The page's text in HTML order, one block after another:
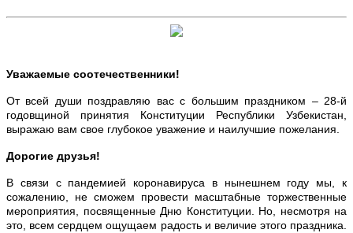
Уважаемые соотечественники!
От всей души поздравляю вас с большим праздником – 28-й
годовщиной принятия Конституции Республики Узбекистан,
выражаю вам свое глубокое уважение и наилучшие пожелания.
Дорогие друзья!
В связи с пандемией коронавируса в нынешнем году мы, к
сожалению, не сможем провести масштабные торжественные
мероприятия, посвященные Дню Конституции. Но, несмотря на
это, всем сердцем ощущаем радость и величие этого праздника.